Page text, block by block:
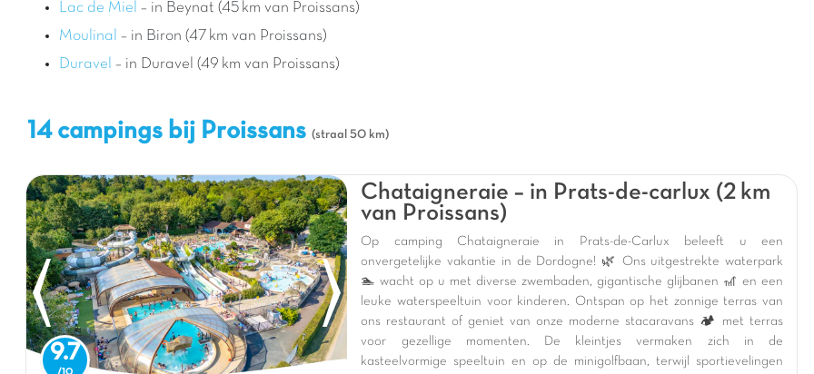
Lac de Miel – in Beynat (45 km van Proissans)
Moulinal – in Biron (47 km van Proissans)
Duravel – in Duravel (49 km van Proissans)
14 campings bij Proissans (straal 50 km)
9.7
Chataigneraie – in Prats-de-carlux (2 km
van Proissans)
Op camping Chataigneraie in Prats-de-Carlux beleeft u een
onvergetelijke vakantie in de Dordogne! 🌿 Ons uitgestrekte waterpark
🏊 wacht op u met diverse zwembaden, gigantische glijbanen 🎢 en een
leuke waterspeeltuin voor kinderen. Ontspan op het zonnige terras van
ons restaurant of geniet van onze moderne stacaravans 🏕️ met terras
voor gezellige momenten. De kleintjes vermaken zich in de
kasteelvormige speeltuin en op de minigolfbaan, terwijl sportievelingen